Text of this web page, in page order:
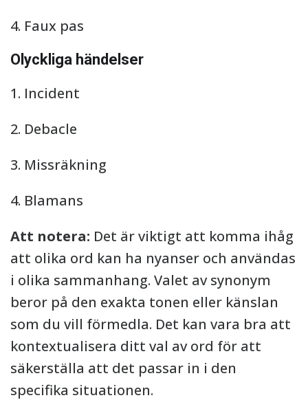
4. Faux pas
Olyckliga händelser
1. Incident
2. Debacle
3. Missräkning
4. Blamans
Att notera: Det är viktigt att komma ihåg
att olika ord kan ha nyanser och användas
i olika sammanhang. Valet av synonym
beror på den exakta tonen eller känslan
som du vill förmedla. Det kan vara bra att
kontextualisera ditt val av ord för att
säkerställa att det passar in i den
specifika situationen.